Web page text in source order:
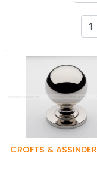
CROFTS & ASSINDER